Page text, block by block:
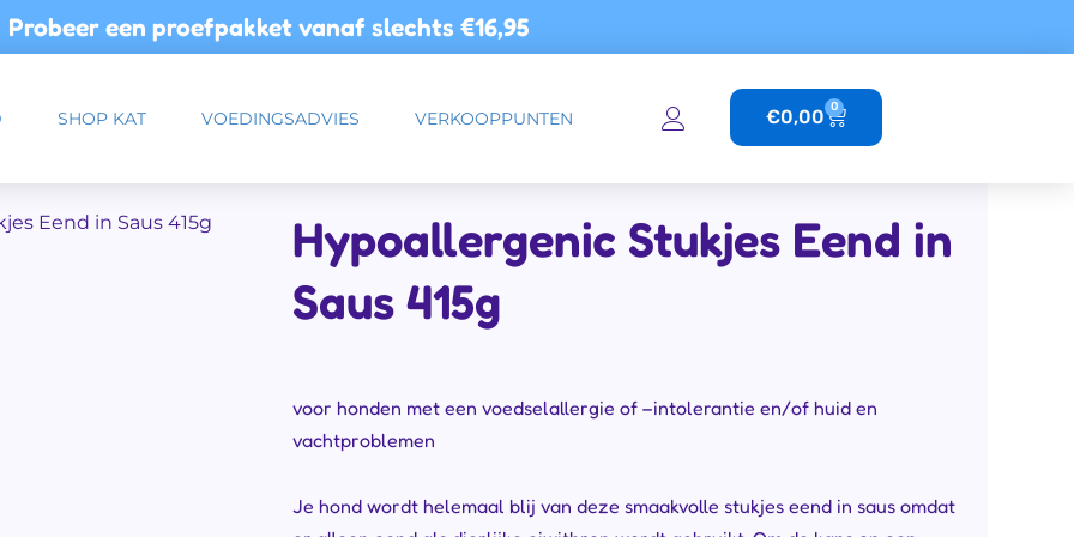
Probeer een proefpakket vanaf slechts €16,95
SHOP KAT VOEDINGSADVIES VERKOOPPUNTEN €0,00 0
Winkelwagen
Eend in Saus 415g
Hypoallergenic Stukjes Eend in
Saus 415g
voor honden met een voedselallergie of –intolerantie en/of huid en
vachtproblemen
Je hond wordt helemaal blij van deze smaakvolle stukjes eend in saus omdat